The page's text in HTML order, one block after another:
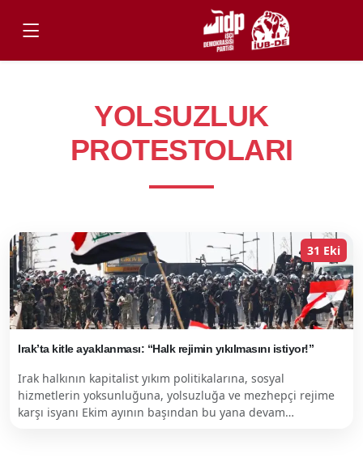
YOLSUZLUK
PROTESTOLARI
31 Eki
Irak’ta kitle ayaklanması: “Halk rejimin yıkılmasını istiyor!”
Irak halkının kapitalist yıkım politikalarına, sosyal
hizmetlerin yoksunluğuna, yolsuzluğa ve mezhepçi rejime
karşı isyanı Ekim ayının başından bu yana devam…